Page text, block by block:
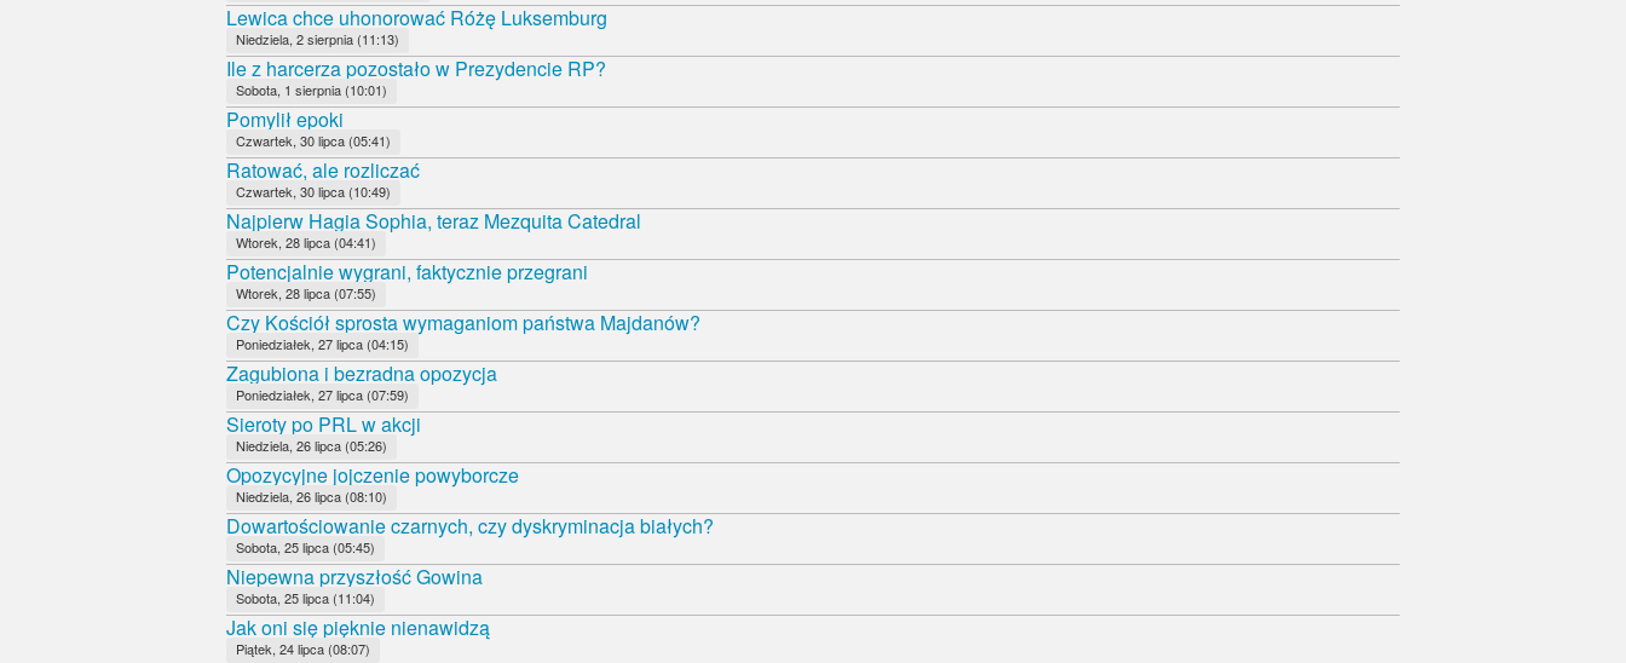
Lewica chce uhonorować Różę Luksemburg
Niedziela, 2 sierpnia (11:13)
Ile z harcerza pozostało w Prezydencie RP?
Sobota, 1 sierpnia (10:01)
Pomylił epoki
Czwartek, 30 lipca (05:41)
Ratować, ale rozliczać
Czwartek, 30 lipca (10:49)
Najpierw Hagia Sophia, teraz Mezquita Catedral
Wtorek, 28 lipca (04:41)
Potencjalnie wygrani, faktycznie przegrani
Wtorek, 28 lipca (07:55)
Czy Kościół sprosta wymaganiom państwa Majdanów?
Poniedziałek, 27 lipca (04:15)
Zagubiona i bezradna opozycja
Poniedziałek, 27 lipca (07:59)
Sieroty po PRL w akcji
Niedziela, 26 lipca (05:26)
Opozycyjne jojczenie powyborcze
Niedziela, 26 lipca (08:10)
Dowartościowanie czarnych, czy dyskryminacja białych?
Sobota, 25 lipca (05:45)
Niepewna przyszłość Gowina
Sobota, 25 lipca (11:04)
Jak oni się pięknie nienawidzą
Piątek, 24 lipca (08:07)